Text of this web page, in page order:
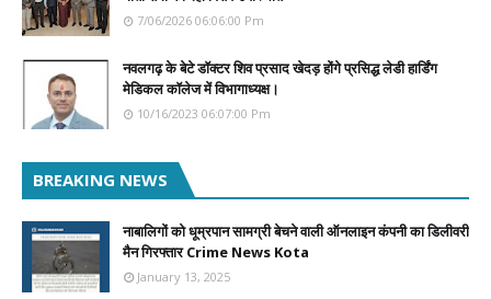
7/06/2026 06:06:00 Pm
नवलगढ़ के बेटे डॉक्टर शिव प्रसाद खेदड़ होंगे प्रसिद्ध लेडी हार्डिंग
मेडिकल कॉलेज में विभागाध्यक्ष।
10/16/2023 06:07:00 Pm
BREAKING NEWS
नाबालिगों को धूम्रपान सामग्री बेचने वाली ऑनलाइन कंपनी का डिलीवरी
मैन गिरफ्तार Crime News Kota
January 13, 2025